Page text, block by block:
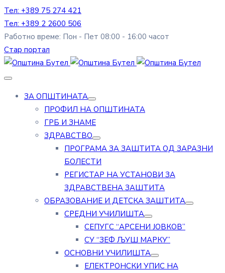
Тел: +389 75 274 421
Тел: +389 2 2600 506
Работно време: Пон - Пет 08:00 - 16:00 часот
Стар портал
ЗА ОПШТИНАТА
ПРОФИЛ НА ОПШТИНАТА
ГРБ И ЗНАМЕ
ЗДРАВСТВО
ПРОГРАМА ЗА ЗАШТИТА ОД ЗАРАЗНИ
БОЛЕСТИ
РЕГИСТАР НА УСТАНОВИ ЗА
ЗДРАВСТВЕНА ЗАШТИТА
ОБРАЗОВАНИЕ И ДЕТСКА ЗАШТИТА
СРЕДНИ УЧИЛИШТА
СЕПУГС “АРСЕНИ ЈОВКОВ”
СУ “ЗЕФ ЉУШ МАРКУ”
ОСНОВНИ УЧИЛИШТА
ЕЛЕКТРОНСКИ УПИС НА